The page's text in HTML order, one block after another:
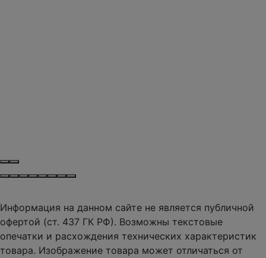
Информация на данном сайте не является публичной
офертой (ст. 437 ГК РФ). Возможны текстовые
опечатки и расхождения технических характеристик
товара. Изображение товара может отличаться от